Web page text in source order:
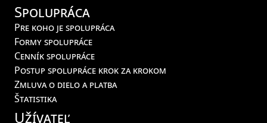
Spolupráca
Pre koho je spolupráca
Formy spolupráce
Cenník spolupráce
Postup spolupráce krok za krokom
Zmluva o dielo a platba
Štatistika
Užívateľ